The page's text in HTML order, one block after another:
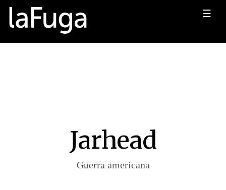
☰
Jarhead
Guerra americana